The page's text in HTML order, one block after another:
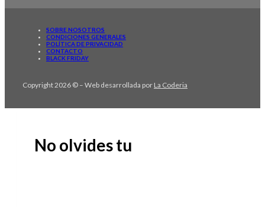
SOBRE NOSOTROS
CONDICIONES GENERALES
POLÍTICA DE PRIVACIDAD
CONTACTO
BLACK FRIDAY
Copyright 2026 © – Web desarrollada por La Coderia
No olvides tu